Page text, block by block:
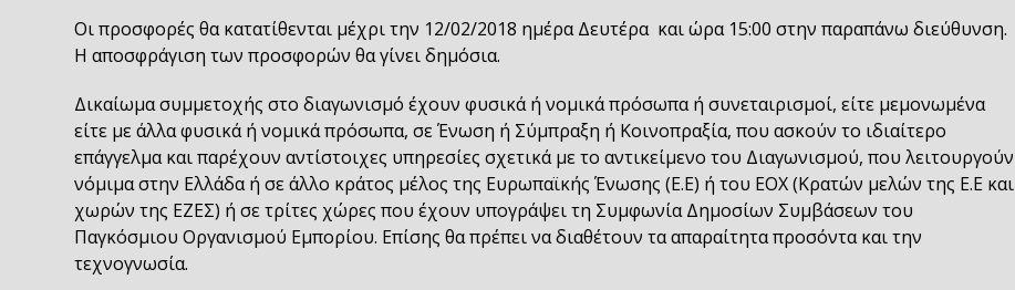
Οι προσφορές θα κατατίθενται μέχρι την 12/02/2018 ημέρα Δευτέρα και ώρα 15:00 στην παραπάνω διεύθυνση.
Η αποσφράγιση των προσφορών θα γίνει δημόσια.
Δικαίωμα συμμετοχής στο διαγωνισμό έχουν φυσικά ή νομικά πρόσωπα ή συνεταιρισμοί, είτε μεμονωμένα
είτε με άλλα φυσικά ή νομικά πρόσωπα, σε Ένωση ή Σύμπραξη ή Κοινοπραξία, που ασκούν το ιδιαίτερο
επάγγελμα και παρέχουν αντίστοιχες υπηρεσίες σχετικά με το αντικείμενο του Διαγωνισμού, που λειτουργούν
νόμιμα στην Ελλάδα ή σε άλλο κράτος μέλος της Ευρωπαϊκής Ένωσης (Ε.Ε) ή του ΕΟΧ (Κρατών μελών της Ε.Ε και
χωρών της ΕΖΕΣ) ή σε τρίτες χώρες που έχουν υπογράψει τη Συμφωνία Δημοσίων Συμβάσεων του
Παγκόσμιου Οργανισμού Εμπορίου. Επίσης θα πρέπει να διαθέτουν τα απαραίτητα προσόντα και την
τεχνογνωσία.